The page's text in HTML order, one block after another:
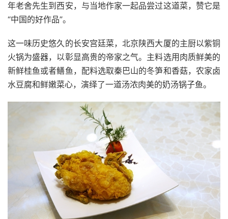
年老舍先生到西安，与当地作家一起品尝过这道菜，赞它是
“中国的好作品”。
这一味历史悠久的长安宫廷菜，北京陕西大厦的主厨以紫铜
火锅为盛器，以彰显高贵的帝家之气。主料选用肉质鲜美的
新鲜桂鱼或者鳝鱼，配料选取秦巴山的冬笋和香菇，农家卤
水豆腐和鲜嫩菜心，演绎了一道汤浓肉美的奶汤锅子鱼。